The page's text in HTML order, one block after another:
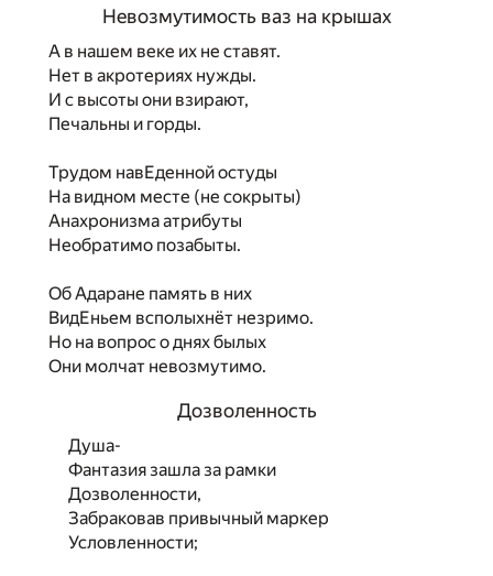
Невозмутимость ваз на крышах
А в нашем веке их не ставят.
Нет в акротериях нужды.
И с высоты они взирают,
Печальны и горды.
Трудом навЕденной остуды
На видном месте (не сокрыты)
Анахронизма атрибуты
Необратимо позабыты.
Об Адаране память в них
ВидЕньем всполыхнёт незримо.
Но на вопрос о днях былых
Они молчат невозмутимо.
Дозволенность
Душа-
Фантазия зашла за рамки
Дозволенности,
Забраковав привычный маркер
Условленности;